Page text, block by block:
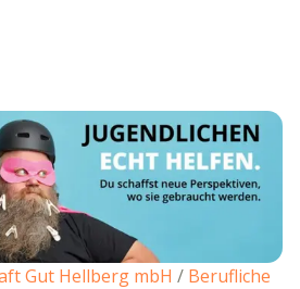
Gut Hellberg mbH / Berufliche